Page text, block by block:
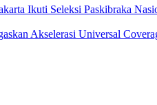
Ikuti Seleksi Paskibraka
Akselerasi Universal